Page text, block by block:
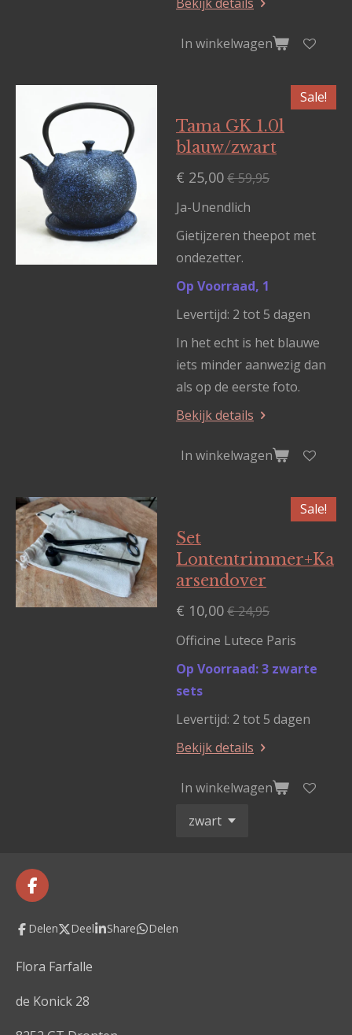
Bekijk details
In winkelwagen
Sale!
Tama GK 1.0l
blauw/zwart
€ 25,00€ 59,95
Ja-Unendlich
Gietijzeren theepot met
ondezetter.
Op Voorraad, 1
Levertijd: 2 tot 5 dagen
In het echt is het blauwe
iets minder aanwezig dan
als op de eerste foto.
Bekijk details
In winkelwagen
Sale!
Set
Lontentrimmer+Ka
arsendover
€ 10,00€ 24,95
Officine Lutece Paris
Op Voorraad: 3 zwarte
sets
Levertijd: 2 tot 5 dagen
Bekijk details
In winkelwagen
F
a
c
e
o
k
Delen Deel Share Delen
Flora Farfalle
de Konick 28